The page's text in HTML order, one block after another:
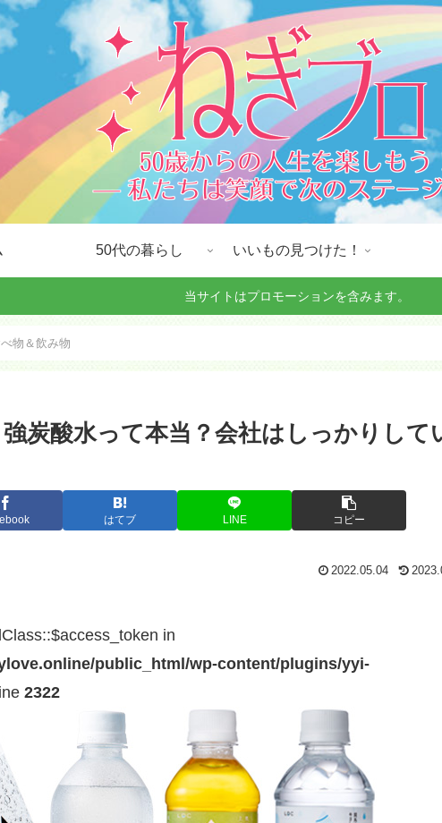
50代の暮らし いいもの見つけた！
当サイトはプロモーションを含みます。
物＆飲み物
炭酸水って本当？会社はしっかりして
はてブ LINE コピー
2022.05.04
in
public_html/wp-content/plugins/yyi-
2322